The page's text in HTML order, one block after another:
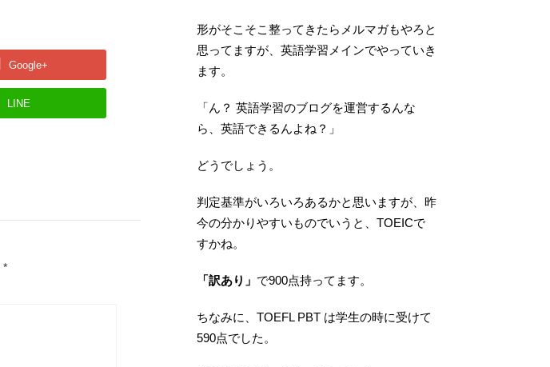
Google+
LINE
*
形がそこそこ整ってきたらメルマガもやろと
思ってますが、英語学習メインでやっていき
ます。
「ん？ 英語学習のブログを運営するんな
ら、英語できるんよね？」
どうでしょう。
判定基準がいろいろあるかと思いますが、昨
今の分かりやすいものでいうと、TOEICで
すかね。
「訳あり」 で900点持ってます。
ちなみに、TOEFL PBT は学生の時に受けて
590点でした。